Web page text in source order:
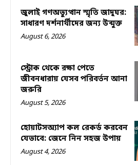
জুলাই গণঅভ্যুত্থান স্মৃতি জাদুঘর:
সাধারণ দর্শনার্থীদের জন্য উন্মুক্ত
August 6, 2026
স্ট্রোক থেকে রক্ষা পেতে
জীবনধারায় যেসব পরিবর্তন আনা
জরুরি
August 5, 2026
হোয়াটসঅ্যাপ কল রেকর্ড করবেন
যেভাবে: জেনে নিন সহজ উপায়
August 4, 2026